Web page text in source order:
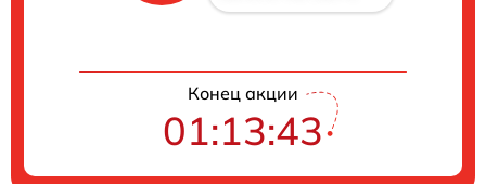
Конец акции
01:13:42